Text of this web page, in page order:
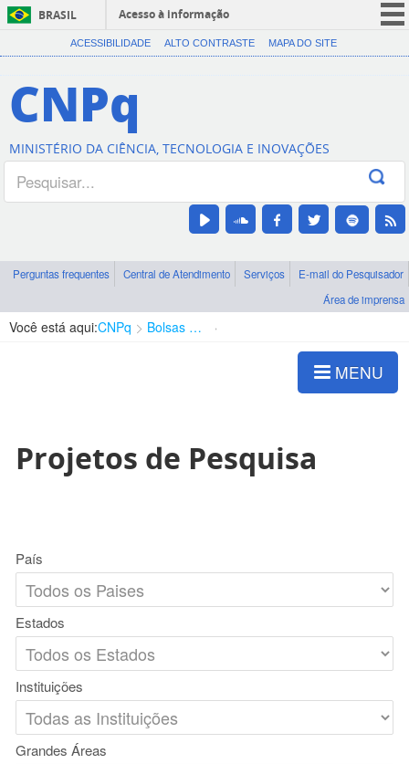
BRASIL
Acesso à informação
CORONAVÍRUS (COVID-19)
Canais
ACESSIBILIDADE ALTO CONTRASTE MAPA DO SITE
CNPq
MINISTÉRIO DA CIÊNCIA, TECNOLOGIA E INOVAÇÕES
Perguntas frequentes Central de Atendimento Serviços
E-mail do Pesquisador
Área de imprensa
Você está aqui:CNPq Bolsas e Auxílios Vigentes
MENU
Projetos de Pesquisa
País
Estados
Instituições
Grandes Áreas